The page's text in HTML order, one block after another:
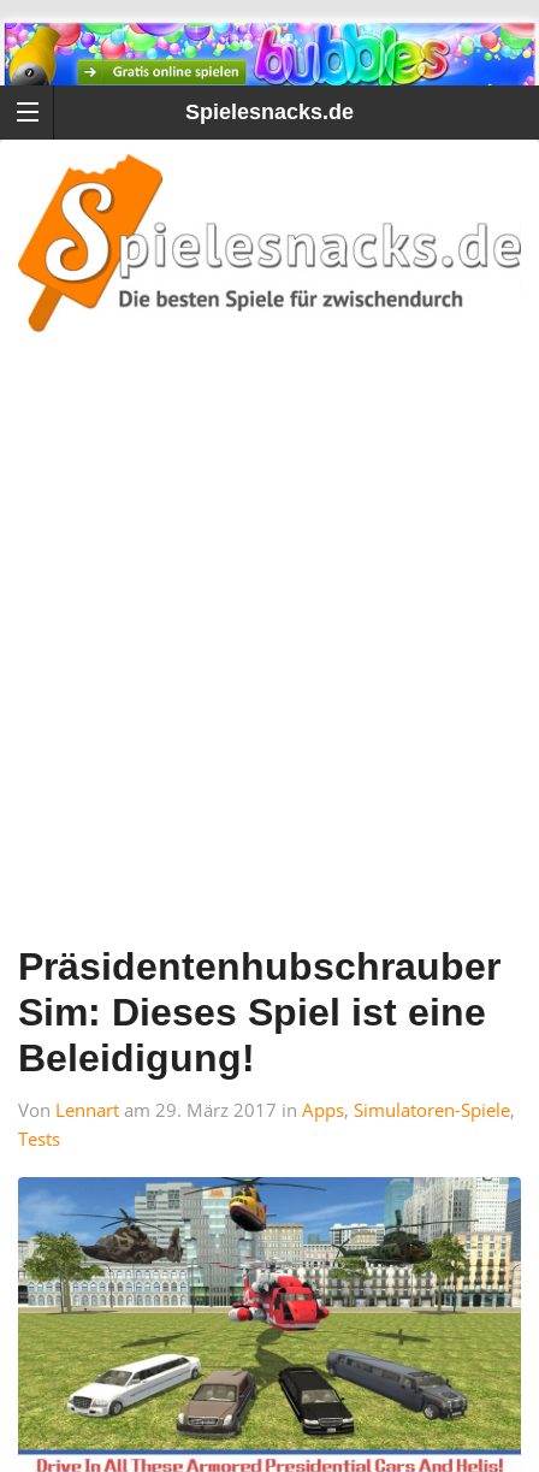
Spielesnacks.de
Präsidentenhubschrauber
Sim: Dieses Spiel ist eine
Beleidigung!
Von Lennart am 29. März 2017 in Apps, Simulatoren-Spiele,
Tests